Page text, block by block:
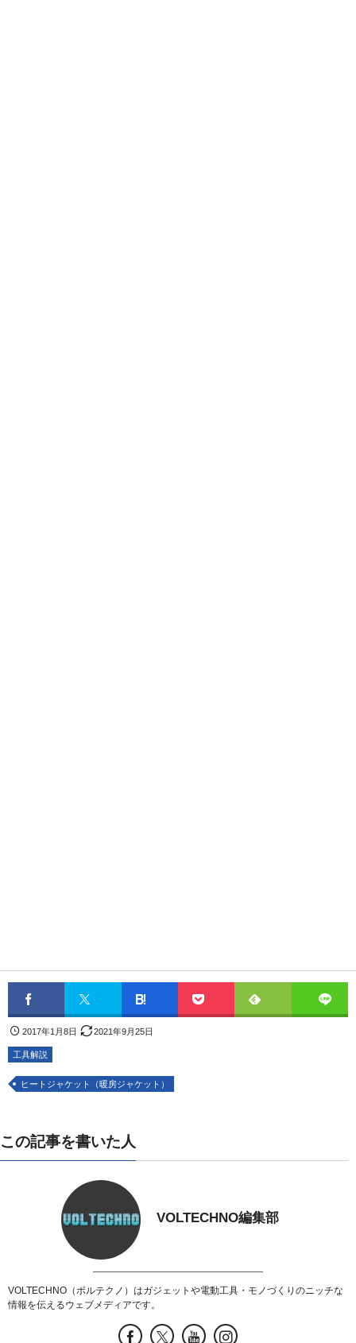
2017年1月8日 2021年9月25日
工具解説
ヒートジャケット（暖房ジャケット）
この記事を書いた人
VOLTECHNO編集部
VOLTECHNO（ボルテクノ）はガジェットや電動工具・モノづくりのニッチな
情報を伝えるウェブメディアです。